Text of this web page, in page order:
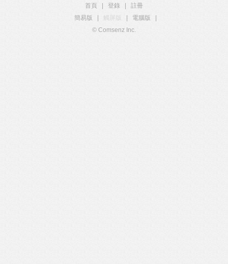
首頁 登錄
註冊
簡易版
觸屏版 電腦版
© Comsenz Inc.